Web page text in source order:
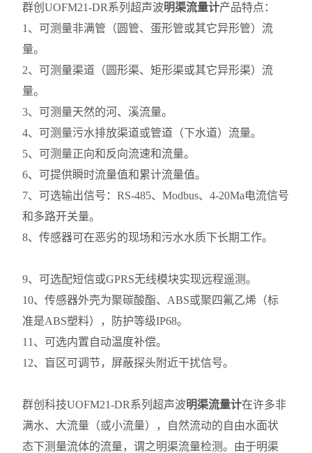
群创UOFM21-DR系列超声波明渠流量计产品特点：
1、可测量非满管（圆管、蛋形管或其它异形管）流
量。
2、可测量渠道（圆形渠、矩形渠或其它异形渠）流
量。
3、可测量天然的河、溪流量。
4、可测量污水排放渠道或管道（下水道）流量。
5、可测量正向和反向流速和流量。
6、可提供瞬时流量值和累计流量值。
7、可选输出信号：RS-485、Modbus、4-20Ma电流信号
和多路开关量。
8、传感器可在恶劣的现场和污水水质下长期工作。
9、可选配短信或GPRS无线模块实现远程遥测。
10、传感器外壳为聚碳酸酯、ABS或聚四氟乙烯（标
准是ABS塑料），防护等级IP68。
11、可选内置自动温度补偿。
12、盲区可调节，屏蔽探头附近干扰信号。
群创科技UOFM21-DR系列超声波明渠流量计在许多非
满水、大流量（或小流量），自然流动的自由水面状
态下测量流体的流量，谓之明渠流量检测。由于明渠